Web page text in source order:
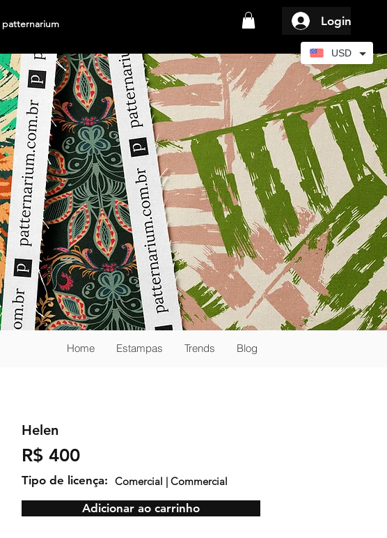
patternarium Login
Home Estampas Trends
Blog
Helen
R$ 400
Tipo de licença: Comercial | Commercial
Adicionar ao carrinho
USD